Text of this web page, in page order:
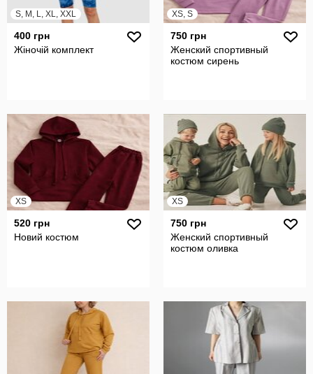
S, M, L, XL, XXL
400 грн
Жіночій комплект
XS, S
750 грн
Женский спортивный
костюм сирень
XS
520 грн
Новий костюм
XS
750 грн
Женский спортивный
костюм оливка